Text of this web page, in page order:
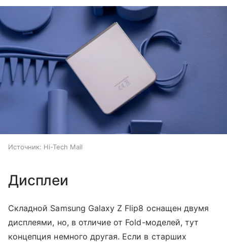
Источник: Hi-Tech Mail
Дисплеи
Складной Samsung Galaxy Z Flip8 оснащен двумя
дисплеями, но, в отличие от Fold-моделей, тут
концепция немного другая. Если в старших